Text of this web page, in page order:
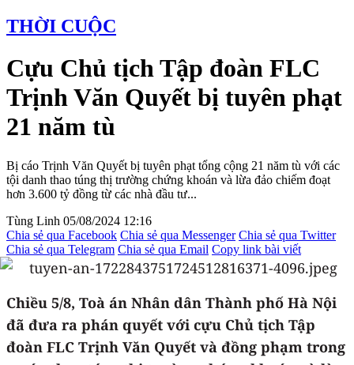
THỜI CUỘC
Cựu Chủ tịch Tập đoàn FLC
Trịnh Văn Quyết bị tuyên phạt
21 năm tù
Bị cáo Trịnh Văn Quyết bị tuyên phạt tổng cộng 21 năm tù với các
tội danh thao túng thị trường chứng khoán và lừa đảo chiếm đoạt
hơn 3.600 tỷ đồng từ các nhà đầu tư...
Tùng Linh 05/08/2024 12:16
Chia sẻ qua Facebook Chia sẻ qua Messenger Chia sẻ qua Twitter
Chia sẻ qua Telegram Chia sẻ qua Email Copy link bài viết
Chiều 5/8, Toà án Nhân dân Thành phố Hà Nội
đã đưa ra phán quyết với cựu Chủ tịch Tập
đoàn FLC Trịnh Văn Quyết và đồng phạm trong